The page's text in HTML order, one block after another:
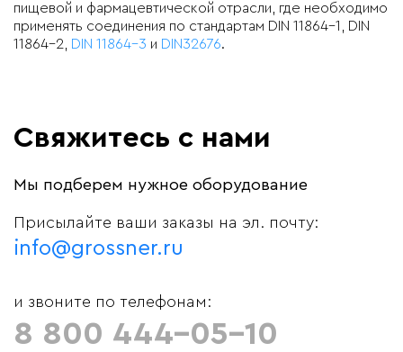
пищевой и фармацевтической отрасли, где необходимо
применять соединения по стандартам DIN 11864-1, DIN
11864-2,
DIN 11864-3 и DIN32676.
Свяжитесь с нами
Мы подберем нужное оборудование
Присылайте ваши заказы на эл. почту:
info@grossner.ru
и звоните по телефонам:
8 800 444-05-10